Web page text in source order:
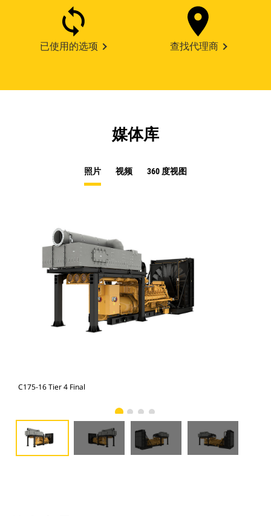
已使用的选项 查找代理商
媒体库
照片 视频 360 度视图
C175-16 Tier 4 Final